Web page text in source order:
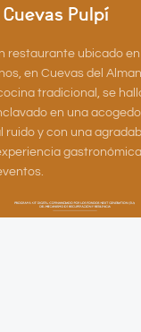
Pulpí
restaurante ubicado
en Cuevas del
tradicional, se
en una
ruido y con una